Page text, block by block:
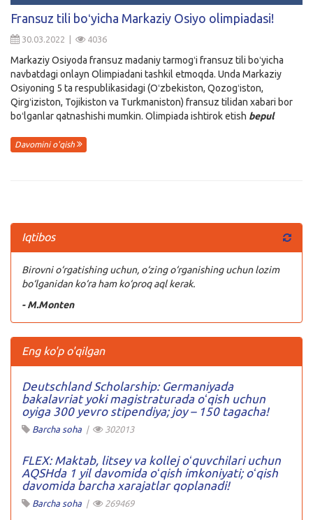
Qidirish
Fransuz tili boʻyicha Markaziy Osiyo olimpiadasi!
30.03.2022 | 4036
Markaziy Osiyoda fransuz madaniy tarmogʻi fransuz tili boʻyicha
navbatdagi onlayn Olimpiadani tashkil etmoqda. Unda Markaziy
Osiyoning 5 ta respublikasidagi (Oʻzbekiston, Qozogʻiston,
Qirgʻiziston, Tojikiston va Turkmaniston) fransuz tilidan xabari bor
boʻlganlar qatnashishi mumkin. Olimpiada ishtirok etish bepul
Davomini o'qish
Iqtibos
Birovni o‘rgatishing uchun, o‘zing o‘rganishing uchun lozim
bo‘lganidan ko‘ra ham ko‘proq aql kerak.
- M.Monten
Eng ko'p o'qilgan
Deutschland Scholarship: Germaniyada
bakalavriat yoki magistraturada oʻqish uchun
oyiga 300 yevro stipendiya; joy – 150 tagacha!
Barcha soha | 302013
FLEX: Maktab, litsey va kollej oʻquvchilari uchun
AQSHda 1 yil davomida oʻqish imkoniyati; oʻqish
davomida barcha xarajatlar qoplanadi!
Barcha soha | 269469